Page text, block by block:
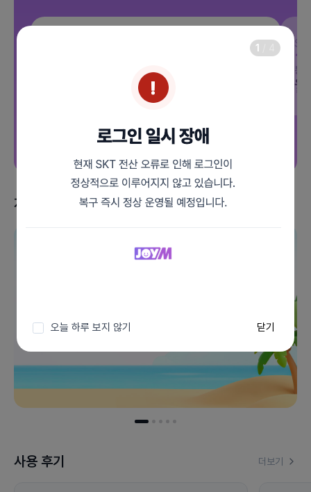
/ 평생할인
통
전체보기
사용 후기 더보기
지금 받을 수 있는 혜택
오늘 하루 보지 않기 닫기
1